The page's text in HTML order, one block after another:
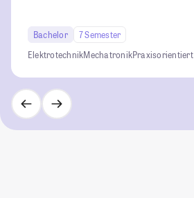
Bachelor
7 Semester
ElektrotechnikMechatronikPraxisorientiert